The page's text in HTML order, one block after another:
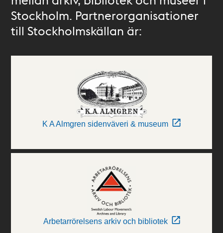
Stockholm. Partnerorganisationer
till Stockholmskällan är:
K A Almgren sidenväveri & museum
Arbetarrörelsens arkiv och bibliotek